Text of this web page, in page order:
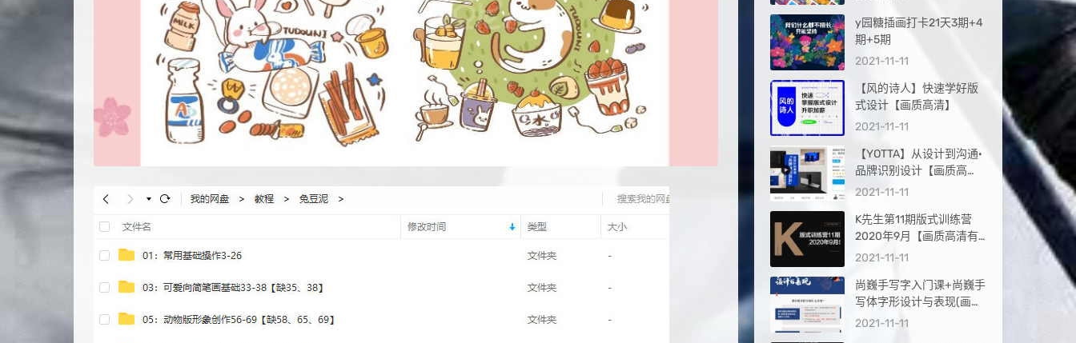
y园糖插画打卡21天3期+4
期+5期
2021-11-11
【风的诗人】快速学好版
式设计【画质高清】
2021-11-11
【YOTTA】从设计到沟通·
品牌识别设计【画质高
清】
2021-11-11
K先生第11期版式训练营
2020年9月【画质高清有
素材】
2021-11-11
尚巍手写字入门课+尚巍手
写体字形设计与表现(画质
高清)
2021-11-11